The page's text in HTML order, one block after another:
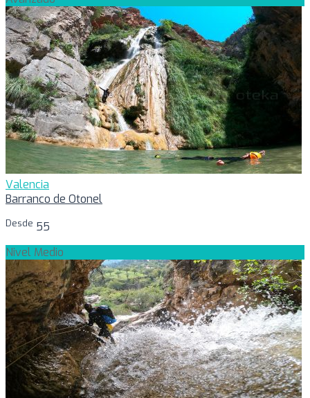
Valencia
Barranco de Otonel
Desde 55
Nivel Medio